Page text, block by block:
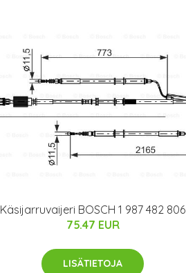
Käsijarruvaijeri BOSCH 1 987 482 806
75.47 EUR
LISÄTIETOJA